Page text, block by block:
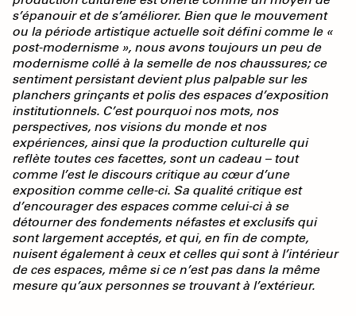
s’épanouir et de s’améliorer. Bien que le mouvement
ou la période artistique actuelle soit défini comme le «
post-modernisme », nous avons toujours un peu de
modernisme collé à la semelle de nos chaussures; ce
sentiment persistant devient plus palpable sur les
planchers grinçants et polis des espaces d’exposition
institutionnels. C’est pourquoi nos mots, nos
perspectives, nos visions du monde et nos
expériences, ainsi que la production culturelle qui
reflète toutes ces facettes, sont un cadeau – tout
comme l’est le discours critique au cœur d’une
exposition comme celle-ci. Sa qualité critique est
d’encourager des espaces comme celui-ci à se
détourner des fondements néfastes et exclusifs qui
sont largement acceptés, et qui, en fin de compte,
nuisent également à ceux et celles qui sont à l’intérieur
de ces espaces, même si ce n’est pas dans la même
mesure qu’aux personnes se trouvant à l’extérieur.